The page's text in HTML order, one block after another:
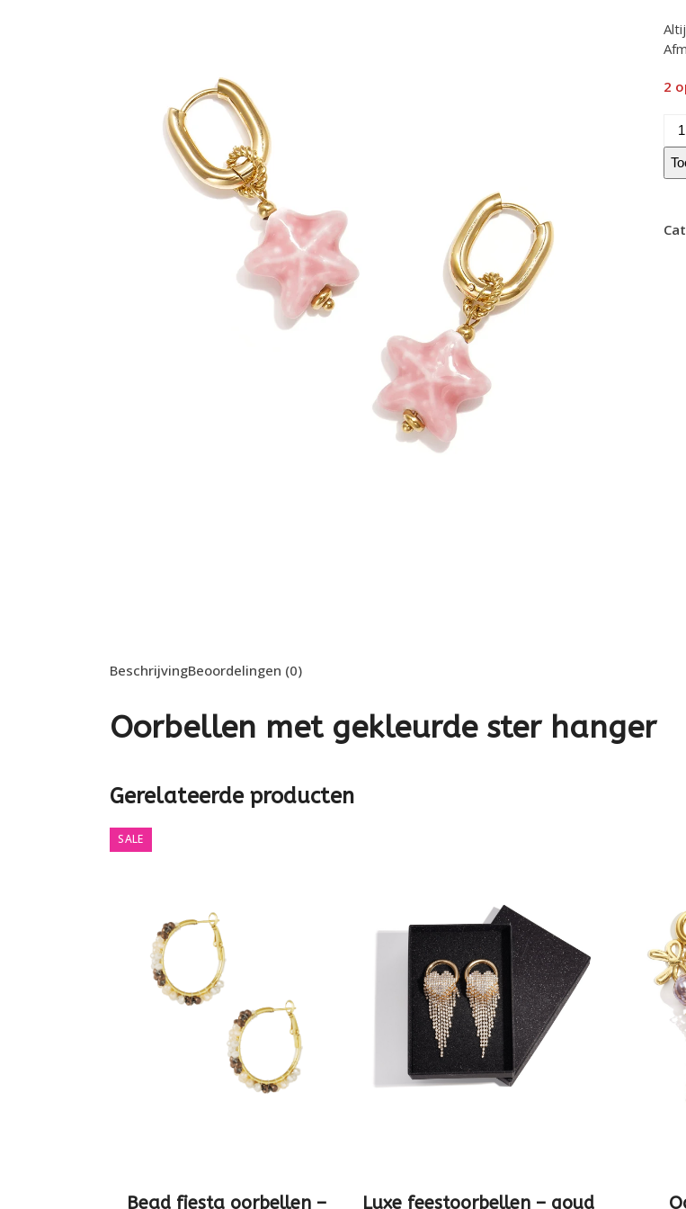
2
BeschrijvingBeoordelingen (0)
Oorbellen met gekleurde ster hanger
Gerelateerde producten
SALE
Bead fiesta oorbellen – Luxe feestoorbellen – goud